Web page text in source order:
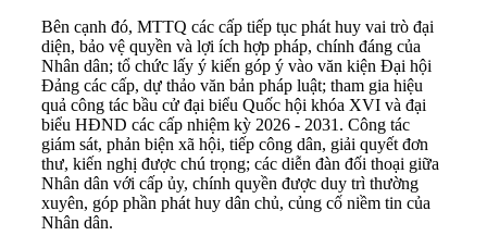
Bên cạnh đó, MTTQ các cấp tiếp tục phát huy vai trò đại
diện, bảo vệ quyền và lợi ích hợp pháp, chính đáng của
Nhân dân; tổ chức lấy ý kiến góp ý vào văn kiện Đại hội
Đảng các cấp, dự thảo văn bản pháp luật; tham gia hiệu
quả công tác bầu cử đại biểu Quốc hội khóa XVI và đại
biểu HĐND các cấp nhiệm kỳ 2026 - 2031. Công tác
giám sát, phản biện xã hội, tiếp công dân, giải quyết đơn
thư, kiến nghị được chú trọng; các diễn đàn đối thoại giữa
Nhân dân với cấp ủy, chính quyền được duy trì thường
xuyên, góp phần phát huy dân chủ, củng cố niềm tin của
Nhân dân.